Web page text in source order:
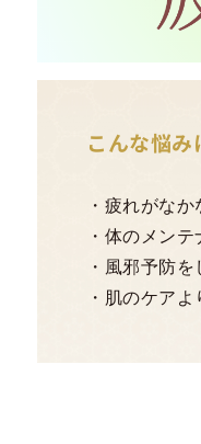
こんな悩み
疲れがなか
体のメンテ
風邪予防を
肌のケア